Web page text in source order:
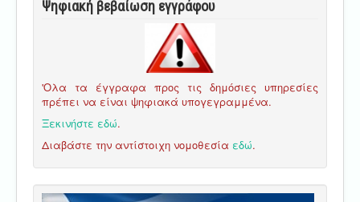
Ψηφιακή βεβαίωση εγγράφου
'Ολα τα έγγραφα προς τις δημόσιες υπηρεσίες
πρέπει να είναι ψηφιακά υπογεγραμμένα.
Ξεκινήστε εδώ.
Διαβάστε την αντίστοιχη νομοθεσία εδώ.